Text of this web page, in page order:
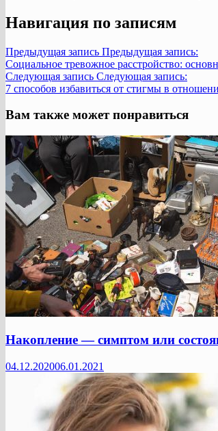
Навигация по записям
Предыдущая запись Предыдущая запись:
Социальное тревожное расстройство:
Следующая запись Следующая запись:
7 способов избавиться от стигмы в
Вам также может понравиться
Накопление — симптом или
04.12.202006.01.2021